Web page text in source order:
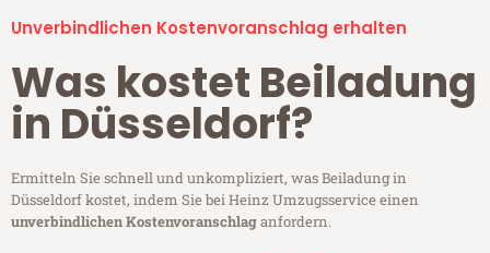
Unverbindlichen Kostenvoranschlag erhalten
Was kostet Beiladung
in Düsseldorf?
Ermitteln Sie schnell und unkompliziert, was Beiladung in
Düsseldorf kostet, indem Sie bei Heinz Umzugsservice einen
unverbindlichen Kostenvoranschlaganfordern.